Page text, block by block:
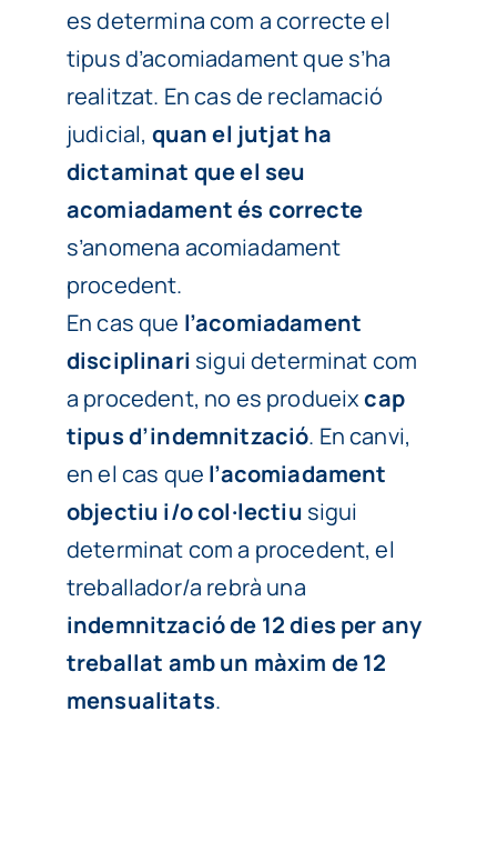
es determina com a correcte el
tipus d’acomiadament que s’ha
realitzat. En cas de reclamació
judicial, quan el jutjat ha
dictaminat que el seu
acomiadament és correcte
s’anomena acomiadament
procedent.
En cas que l’acomiadament
disciplinari sigui determinat com
a procedent, no es produeixcap
tipus d’indemnització. En canvi,
en el cas que l’acomiadament
objectiu i/o col·lectiu sigui
determinat com a procedent, el
treballador/a rebrà una
indemnització de 12 dies per any
treballat amb un màxim de 12
mensualitats.